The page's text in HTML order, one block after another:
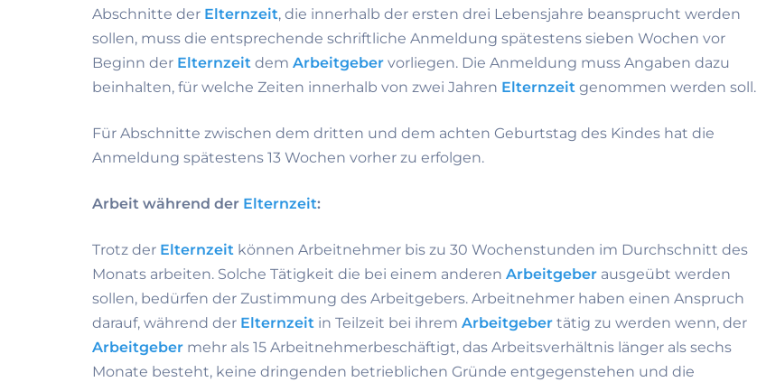
Abschnitte der Elternzeit, die innerhalb der ersten drei Lebensjahre beansprucht werden
sollen, muss die entsprechende schriftliche Anmeldung spätestens sieben Wochen vor
Beginn der Elternzeit dem Arbeitgeber vorliegen. Die Anmeldung muss Angaben dazu
beinhalten, für welche Zeiten innerhalb von zwei Jahren Elternzeit genommen werden soll.
Für Abschnitte zwischen dem dritten und dem achten Geburtstag des Kindes hat die
Anmeldung spätestens 13 Wochen vorher zu erfolgen.
Arbeit während der Elternzeit:
Trotz der Elternzeit können Arbeitnehmer bis zu 30 Wochenstunden im Durchschnitt des
Monats arbeiten. Solche Tätigkeit die bei einem anderen Arbeitgeber ausgeübt werden
sollen, bedürfen der Zustimmung des Arbeitgebers. Arbeitnehmer haben einen Anspruch
darauf, während der Elternzeit in Teilzeit bei ihrem Arbeitgeber tätig zu werden wenn, der
Arbeitgeber mehr als 15 Arbeitnehmerbeschäftigt, das Arbeitsverhältnis länger als sechs
Monate besteht, keine dringenden betrieblichen Gründe entgegenstehen und die